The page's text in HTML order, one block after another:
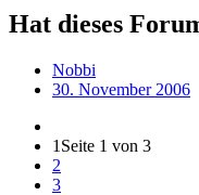
Hat dieses
Nobbi
30. November 2006
1 Seite 1 von 3
2
3